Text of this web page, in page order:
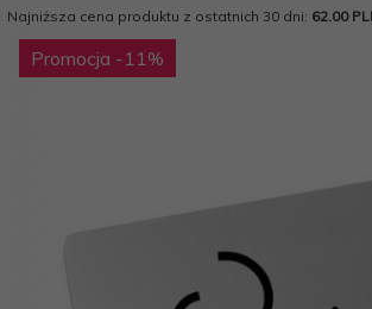
Najniższa cena produktu z ostatnich 30 dni: 62.00
Promocja -11%